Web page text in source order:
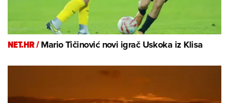
NET.HR /Mario Tičinović novi igrač Uskoka iz Klisa